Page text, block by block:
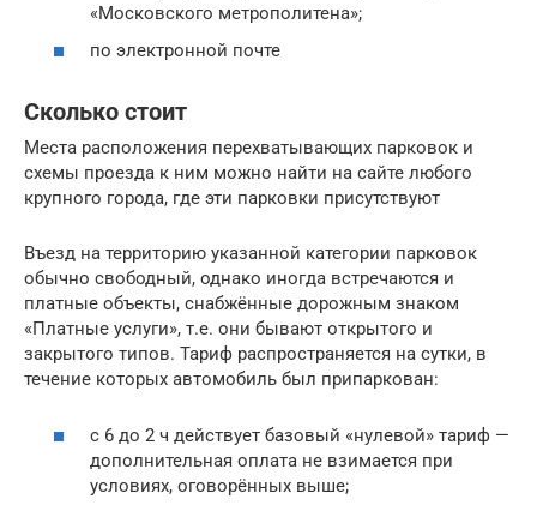
«Московского метрополитена»;
по электронной почте
Сколько стоит
Места расположения перехватывающих парковок и
схемы проезда к ним можно найти на сайте любого
крупного города, где эти парковки присутствуют
Въезд на территорию указанной категории парковок
обычно свободный, однако иногда встречаются и
платные объекты, снабжённые дорожным знаком
«Платные услуги», т.е. они бывают открытого и
закрытого типов. Тариф распространяется на сутки, в
течение которых автомобиль был припаркован:
с 6 до 2 ч действует базовый «нулевой» тариф —
дополнительная оплата не взимается при
условиях, оговорённых выше;